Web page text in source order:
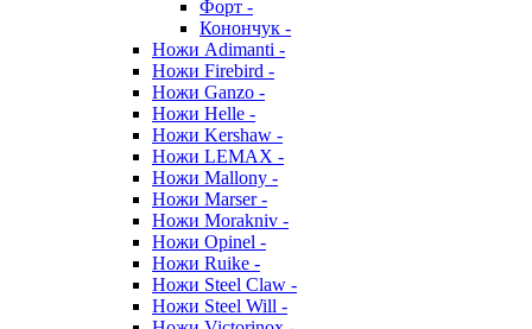
Форт -
Конончук -
Ножи Adimanti -
Ножи Firebird -
Ножи Ganzo -
Ножи Helle -
Ножи Kershaw -
Ножи LEMAX -
Ножи Mallony -
Ножи Marser -
Ножи Morakniv -
Ножи Opinel -
Ножи Ruike -
Ножи Steel Claw -
Ножи Steel Will -